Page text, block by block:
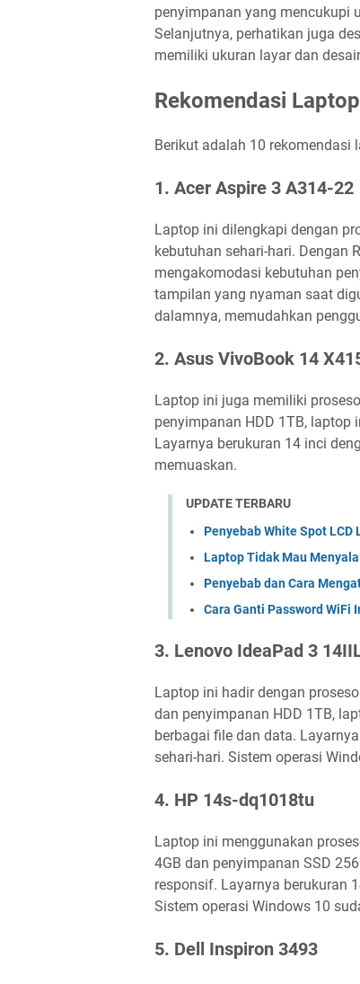
penyimpanan yang mencukupi
Selanjutnya, perhatikan juga
memiliki ukuran layar dan
Rekomendasi
Berikut adalah 10 rekomendasi
1. Acer Aspire 3 A314-22
Laptop ini dilengkapi dengan
kebutuhan sehari-hari. Dengan
mengakomodasi kebutuhan
tampilan yang nyaman saat
dalamnya, memudahkan
2. Asus VivoBook 14
Laptop ini juga memiliki
penyimpanan HDD 1TB, laptop
Layarnya berukuran 14 inci
memuaskan.
UPDATE TERBARU
Penyebab White Spot LCD
Laptop Tidak Mau
Penyebab dan Cara
Cara Ganti Password WiFi
3. Lenovo IdeaPad 3
Laptop ini hadir dengan
dan penyimpanan HDD 1TB,
berbagai file dan data.
sehari-hari. Sistem operasi
4. HP 14s-dq1018tu
Laptop ini menggunakan
4GB dan penyimpanan SSD
responsif. Layarnya berukuran
Sistem operasi Windows 10
5. Dell Inspiron 3493